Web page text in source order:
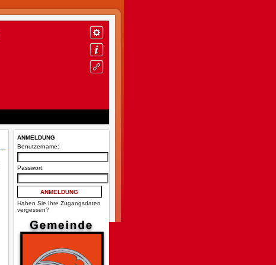
ANMELDUNG
Benutzername:
Passwort:
Haben Sie Ihre Zugangsdaten
vergessen?